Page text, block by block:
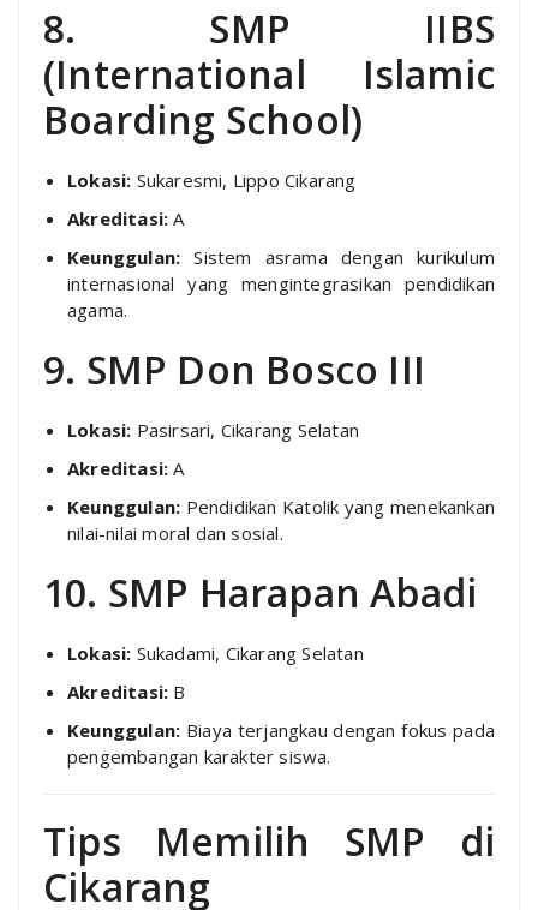
8. SMP IIBS
(International Islamic
Boarding School)
Lokasi: Sukaresmi, Lippo Cikarang
Akreditasi: A
Keunggulan: Sistem asrama dengan kurikulum
internasional yang mengintegrasikan pendidikan
agama.
9. SMP Don Bosco III
Lokasi: Pasirsari, Cikarang Selatan
Akreditasi: A
Keunggulan: Pendidikan Katolik yang menekankan
nilai-nilai moral dan sosial.
10. SMP Harapan Abadi
Lokasi: Sukadami, Cikarang Selatan
Akreditasi: B
Keunggulan: Biaya terjangkau dengan fokus pada
pengembangan karakter siswa.
Tips Memilih SMP di
Cikarang